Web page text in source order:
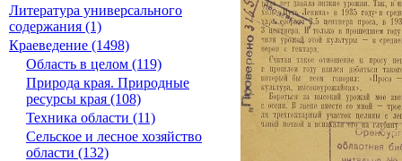
Литература универсального
содержания (1)
Краеведение (1498)
Область в целом (119)
Природа края. Природные
ресурсы края (108)
Техника области (11)
Сельское и лесное хозяйство
области (132)